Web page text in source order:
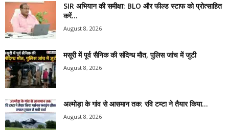
SIR अभियान की समीक्षा: BLO और फील्ड स्टाफ को प्रोत्साहित
करें...
August 8, 2026
मसूरी में पूर्व सैनिक की संदिग्ध मौत, पुलिस जांच में जुटी
August 8, 2026
अल्मोड़ा के गांव से आसमान तक: रवि टम्टा ने तैयार किया...
August 8, 2026